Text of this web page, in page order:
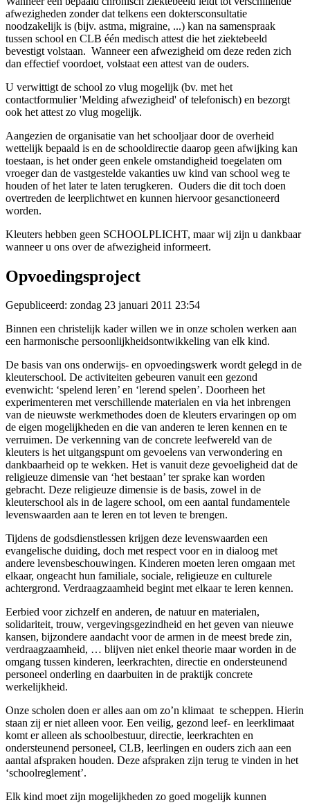
afwezigheden zonder dat telkens een doktersconsultatie
noodzakelijk is (bijv. astma, migraine, ...) kan na samenspraak
tussen school en CLB één medisch attest die het ziektebeeld
bevestigt volstaan. Wanneer een afwezigheid om deze reden zich
dan effectief voordoet, volstaat een attest van de ouders.
U verwittigt de school zo vlug mogelijk (bv. met het
contactformulier 'Melding afwezigheid' of telefonisch) en bezorgt
ook het attest zo vlug mogelijk.
Aangezien de organisatie van het schooljaar door de overheid
wettelijk bepaald is en de schooldirectie daarop geen afwijking kan
toestaan, is het onder geen enkele omstandigheid toegelaten om
vroeger dan de vastgestelde vakanties uw kind van school weg te
houden of het later te laten terugkeren. Ouders die dit toch doen
overtreden de leerplichtwet en kunnen hiervoor gesanctioneerd
worden.
Kleuters hebben geen SCHOOLPLICHT, maar wij zijn u dankbaar
wanneer u ons over de afwezigheid informeert.
Opvoedingsproject
Gepubliceerd: zondag 23 januari 2011 23:54
Binnen een christelijk kader willen we in onze scholen werken aan
een harmonische persoonlijkheidsontwikkeling van elk kind.
De basis van ons onderwijs- en opvoedingswerk wordt gelegd in de
kleuterschool. De activiteiten gebeuren vanuit een gezond
evenwicht: ‘spelend leren’ en ‘lerend spelen’. Doorheen het
experimenteren met verschillende materialen en via het inbrengen
van de nieuwste werkmethodes doen de kleuters ervaringen op om
de eigen mogelijkheden en die van anderen te leren kennen en te
verruimen. De verkenning van de concrete leefwereld van de
kleuters is het uitgangspunt om gevoelens van verwondering en
dankbaarheid op te wekken. Het is vanuit deze gevoeligheid dat de
religieuze dimensie van ‘het bestaan’ ter sprake kan worden
gebracht. Deze religieuze dimensie is de basis, zowel in de
kleuterschool als in de lagere school, om een aantal fundamentele
levenswaarden aan te leren en tot leven te brengen.
Tijdens de godsdienstlessen krijgen deze levenswaarden een
evangelische duiding, doch met respect voor en in dialoog met
andere levensbeschouwingen. Kinderen moeten leren omgaan met
elkaar, ongeacht hun familiale, sociale, religieuze en culturele
achtergrond. Verdraagzaamheid begint met elkaar te leren kennen.
Eerbied voor zichzelf en anderen, de natuur en materialen,
solidariteit, trouw, vergevingsgezindheid en het geven van nieuwe
kansen, bijzondere aandacht voor de armen in de meest brede zin,
verdraagzaamheid, … blijven niet enkel theorie maar worden in de
omgang tussen kinderen, leerkrachten, directie en ondersteunend
personeel onderling en daarbuiten in de praktijk concrete
werkelijkheid.
Onze scholen doen er alles aan om zo’n klimaat te scheppen. Hierin
staan zij er niet alleen voor. Een veilig, gezond leef- en leerklimaat
komt er alleen als schoolbestuur, directie, leerkrachten en
ondersteunend personeel, CLB, leerlingen en ouders zich aan een
aantal afspraken houden. Deze afspraken zijn terug te vinden in het
‘schoolreglement’.
Elk kind moet zijn mogelijkheden zo goed mogelijk kunnen